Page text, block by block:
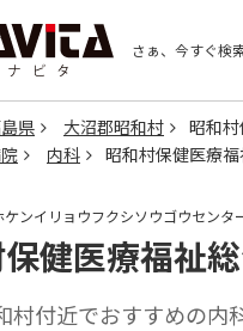
さぁ、今すぐ検
県 大沼郡昭和村
昭和
内科 昭和村保健医療
ケンイリョウフクシソウゴウセンタ
健医療福祉
村付近でおすすめの内